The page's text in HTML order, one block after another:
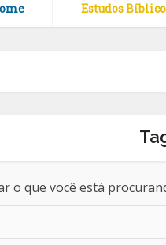
Estudos
o que você está